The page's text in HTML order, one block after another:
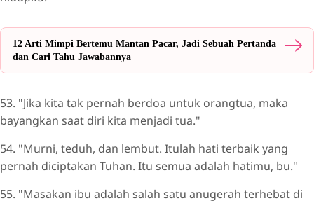
12 Arti Mimpi Bertemu Mantan Pacar, Jadi Sebuah Pertanda
dan Cari Tahu Jawabannya
53. "Jika kita tak pernah berdoa untuk orangtua, maka
bayangkan saat diri kita menjadi tua."
54. "Murni, teduh, dan lembut. Itulah hati terbaik yang
pernah diciptakan Tuhan. Itu semua adalah hatimu, bu."
55. "Masakan ibu adalah salah satu anugerah terhebat di